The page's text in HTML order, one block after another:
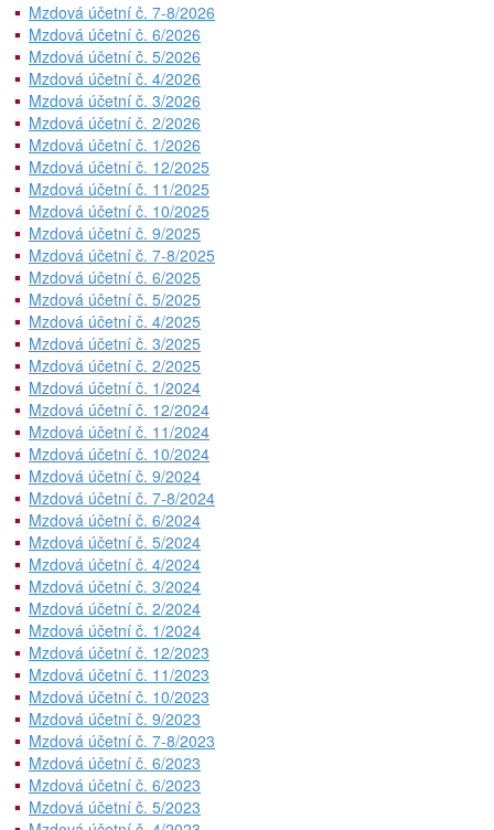
Mzdová účetní č. 7-8/2026
Mzdová účetní č. 6/2026
Mzdová účetní č. 5/2026
Mzdová účetní č. 4/2026
Mzdová účetní č. 3/2026
Mzdová účetní č. 2/2026
Mzdová účetní č. 1/2026
Mzdová účetní č. 12/2025
Mzdová účetní č. 11/2025
Mzdová účetní č. 10/2025
Mzdová účetní č. 9/2025
Mzdová účetní č. 7-8/2025
Mzdová účetní č. 6/2025
Mzdová účetní č. 5/2025
Mzdová účetní č. 4/2025
Mzdová účetní č. 3/2025
Mzdová účetní č. 2/2025
Mzdová účetní č. 1/2024
Mzdová účetní č. 12/2024
Mzdová účetní č. 11/2024
Mzdová účetní č. 10/2024
Mzdová účetní č. 9/2024
Mzdová účetní č. 7-8/2024
Mzdová účetní č. 6/2024
Mzdová účetní č. 5/2024
Mzdová účetní č. 4/2024
Mzdová účetní č. 3/2024
Mzdová účetní č. 2/2024
Mzdová účetní č. 1/2024
Mzdová účetní č. 12/2023
Mzdová účetní č. 11/2023
Mzdová účetní č. 10/2023
Mzdová účetní č. 9/2023
Mzdová účetní č. 7-8/2023
Mzdová účetní č. 6/2023
Mzdová účetní č. 6/2023
Mzdová účetní č. 5/2023